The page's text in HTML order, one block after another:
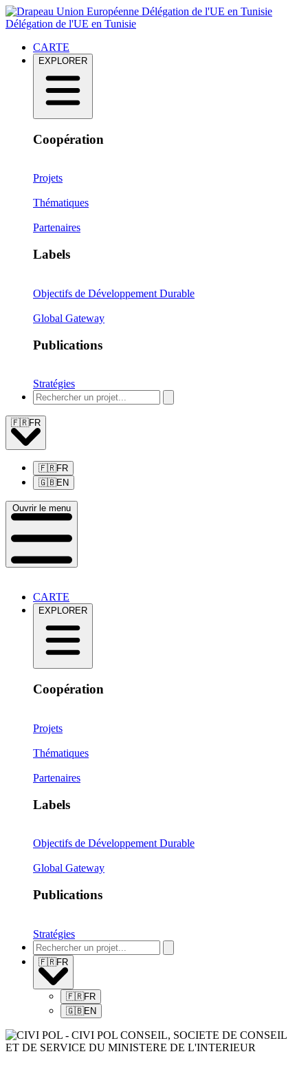
Délégation de l'UE en Tunisie
Délégation de l'UE en Tunisie
CARTE
EXPLORER
Coopération
Projets
Thématiques
Partenaires
Labels
Objectifs de Développement Durable
Global Gateway
Publications
Stratégies
🇫🇷FR
🇫🇷FR
🇬🇧EN
Ouvrir le menu
CARTE
EXPLORER
Coopération
Projets
Thématiques
Partenaires
Labels
Objectifs de Développement Durable
Global Gateway
Publications
Stratégies
🇫🇷FR
🇫🇷FR
🇬🇧EN